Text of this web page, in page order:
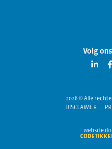
Volg
2026 © Alle
DISCLAIMER
website